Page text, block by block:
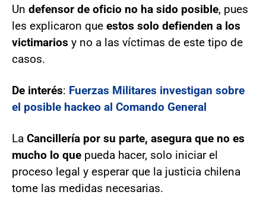
Un defensor de oficio no ha sido posible, pues
les explicaron que estos solo defienden a los
victimarios y no a las víctimas de este tipo de
casos.
De interés: Fuerzas Militares investigan sobre
el posible hackeo al Comando General
La Cancillería por su parte, asegura que no es
mucho lo que pueda hacer, solo iniciar el
proceso legal y esperar que la justicia chilena
tome las medidas necesarias.